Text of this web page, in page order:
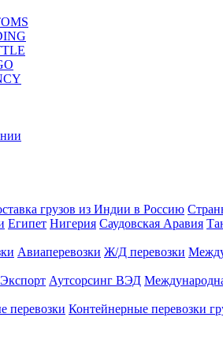
грузов из Индии в Россию
Египет Нигерия Саудовская Аравия
Авиаперевозки Ж/Д перевозки
Экспорт Аутсорсинг ВЭД
перевозки Контейнерные перевозки